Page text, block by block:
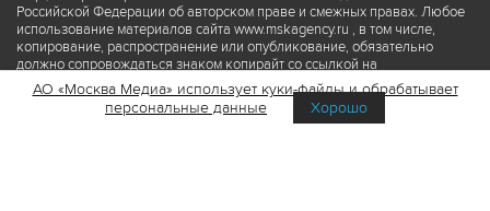
Российской Федерации об авторском праве и смежных правах. Любое
использование материалов сайта www.mskagency.ru , в том числе,
копирование, распространение или опубликование, обязательно
должно сопровождаться знаком копирайт со ссылкой на
правообладателя © АО «Москва Медиа», а также гиперссылкой на сайт
www.mskagency.ru как на первоисточник информации. Переработка
материалов сайта www.mskagency.ru не допускается.
АО «Москва Медиа» использует куки-файлы и обрабатывает
персональные данные
Хорошо